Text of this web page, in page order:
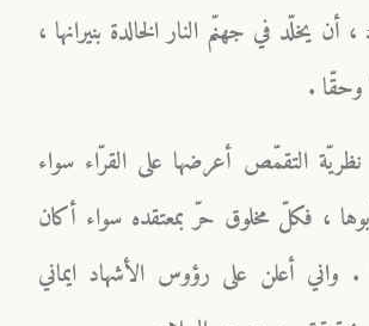
يخلّد في جهنّم النار الخالدة بنيرانها ،
وحقّا .
التقمّص أعرضها على القرّاء سواء
، فكلّ مخلوق حرّ بمعتقده سواء أكان
واني أعلن على رؤوس الأشهاد ايماني